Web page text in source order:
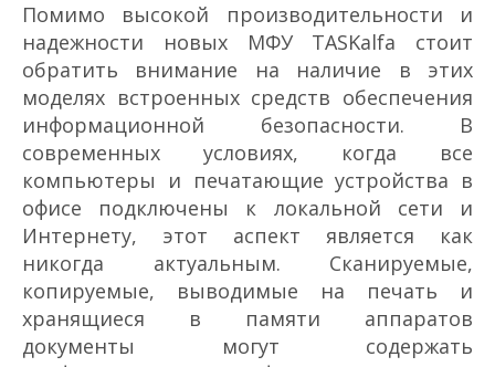
Помимо высокой производительности и
надежности новых МФУ TASKalfa стоит
обратить внимание на наличие в этих
моделях встроенных средств обеспечения
информационной безопасности. В
современных условиях, когда все
компьютеры и печатающие устройства в
офисе подключены к локальной сети и
Интернету, этот аспект является как
никогда актуальным. Сканируемые,
копируемые, выводимые на печать и
хранящиеся в памяти аппаратов
документы могут содержать